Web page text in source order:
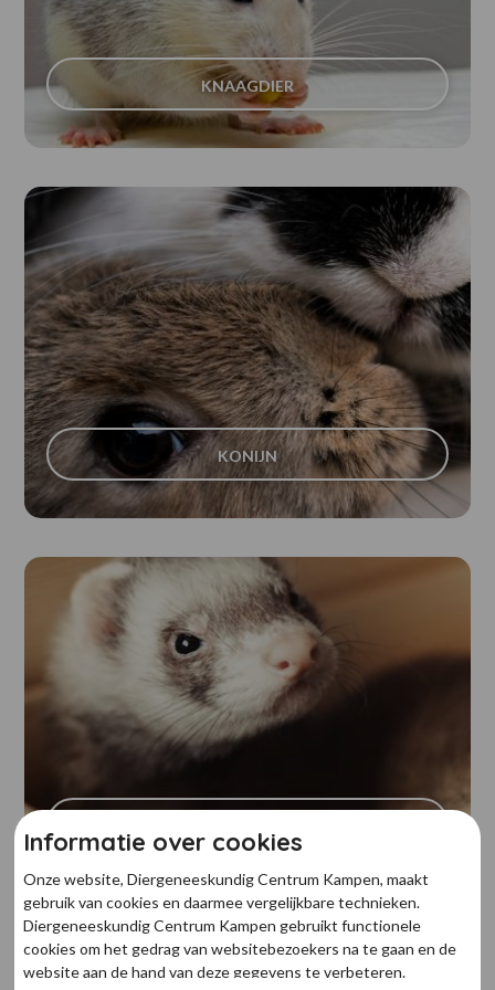
KNAAGDIER
KONIJN
Informatie over cookies
Onze website, Diergeneeskundig Centrum Kampen, maakt
gebruik van cookies en daarmee vergelijkbare technieken.
Diergeneeskundig Centrum Kampen gebruikt functionele
cookies om het gedrag van websitebezoekers na te gaan en de
website aan de hand van deze gegevens te verbeteren.